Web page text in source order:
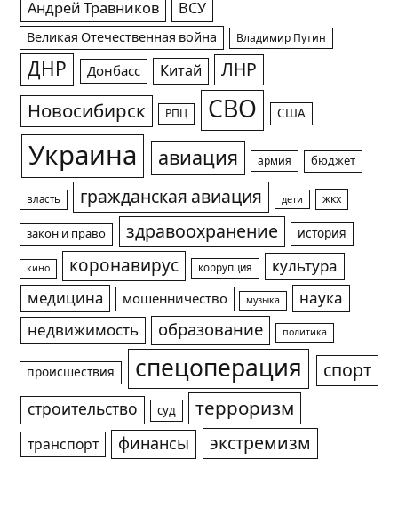
Андрей Травников ВСУ
Великая Отечественная война Владимир Путин
ДНР Донбасс Китай ЛНР
Новосибирск РПЦ СВО США
Украина авиация армия бюджет
власть гражданская авиация дети жкх
закон и право здравоохранение история
кино коронавирус коррупция
культура
медицина
мошенничество музыка
наука
недвижимость
образование политика
происшествия спецоперация спорт
строительство суд терроризм
транспорт финансы экстремизм